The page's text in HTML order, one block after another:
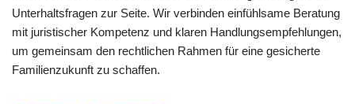
Unterhaltsfragen zur Seite. Wir verbinden einfühlsame Beratung
mit juristischer Kompetenz und klaren Handlungsempfehlungen,
um gemeinsam den rechtlichen Rahmen für eine gesicherte
Familienzukunft zu schaffen.